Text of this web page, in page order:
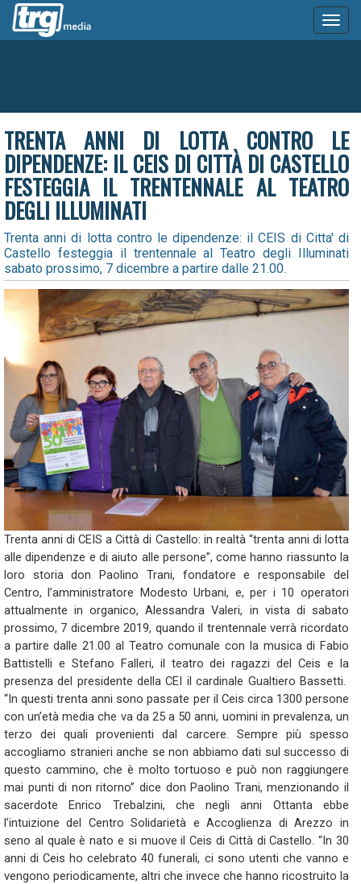
TRENTA ANNI DI LOTTA CONTRO LE
DIPENDENZE: IL CEIS DI CITTÀ DI CASTELLO
FESTEGGIA IL TRENTENNALE AL TEATRO
DEGLI ILLUMINATI
Trenta anni di lotta contro le dipendenze: il CEIS di Citta' di
Castello festeggia il trentennale al Teatro degli Illuminati
sabato prossimo, 7 dicembre a partire dalle 21.00.
Trenta anni di CEIS a Città di Castello: in realtà “trenta anni di lotta
alle dipendenze e di aiuto alle persone”, come hanno riassunto la
loro storia don Paolino Trani, fondatore e responsabile del
Centro, l’amministratore Modesto Urbani, e, per i 10 operatori
attualmente in organico, Alessandra Valeri, in vista di sabato
prossimo, 7 dicembre 2019, quando il trentennale verrà ricordato
a partire dalle 21.00 al Teatro comunale con la musica di Fabio
Battistelli e Stefano Falleri, il teatro dei ragazzi del Ceis e la
presenza del presidente della CEI il cardinale Gualtiero Bassetti.
“In questi trenta anni sono passate per il Ceis circa 1300 persone
con un’età media che va da 25 a 50 anni, uomini in prevalenza, un
terzo dei quali provenienti dal carcere. Sempre più spesso
accogliamo stranieri anche se non abbiamo dati sul successo di
questo cammino, che è molto tortuoso e può non raggiungere
mai punti di non ritorno” dice don Paolino Trani, menzionando il
sacerdote Enrico Trebalzini, che negli anni Ottanta ebbe
l’intuizione del Centro Solidarietà e Accoglienza di Arezzo in
seno al quale è nato e si muove il Ceis di Città di Castello. “In 30
anni di Ceis ho celebrato 40 funerali, ci sono utenti che vanno e
vengono periodicamente, altri che invece che hanno ricostruito la